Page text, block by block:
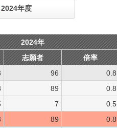
2024年度
2024年
志願者 倍率
96 0.8
89 0.8
7 0.5
89 0.8